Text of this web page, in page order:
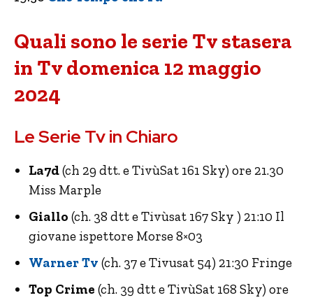
Quali sono le serie Tv stasera
in Tv domenica 12 maggio
2024
Le Serie Tv in Chiaro
La7d(ch 29 dtt. e TivùSat 161 Sky) ore 21.30
Miss Marple
Giallo (ch. 38 dtt e Tivùsat 167 Sky ) 21:10 Il
giovane ispettore Morse 8×03
Warner Tv (ch. 37 e Tivusat 54) 21:30 Fringe
Top Crime (ch. 39 dtt e TivùSat 168 Sky) ore